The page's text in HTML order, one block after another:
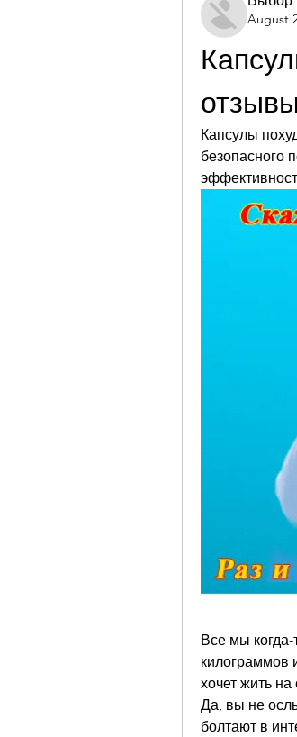
August
отзывы
Капсулы
безопасного
Все мы
килограммов
хочет жить
Да, вы не
болтают в